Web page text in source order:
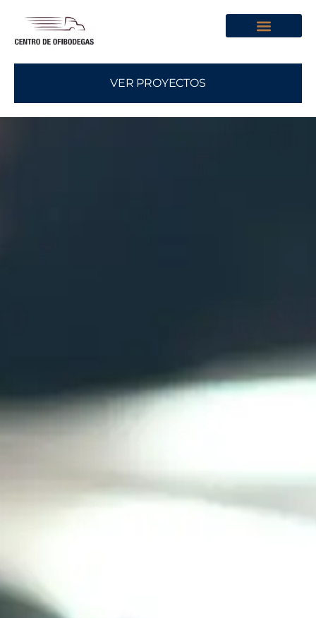
VER PROYECTOS